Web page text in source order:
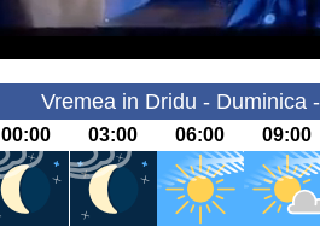
Vremea in Dridu - Duminica
00:00 03:00 06:00 09:00